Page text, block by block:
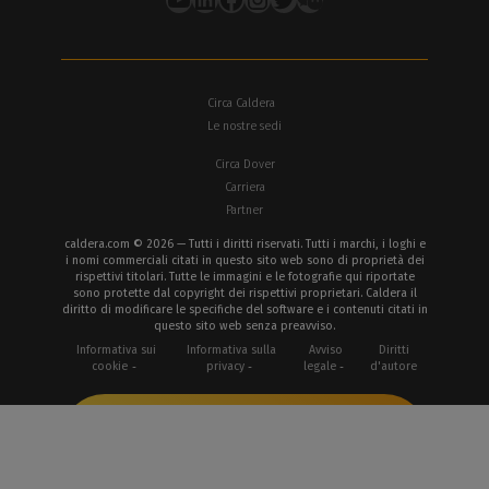
Circa Caldera
Le nostre sedi
Circa Dover
Carriera
Partner
caldera.com © 2026 — Tutti i diritti riservati. Tutti i marchi, i loghi e
i nomi commerciali citati in questo sito web sono di proprietà dei
rispettivi titolari. Tutte le immagini e le fotografie qui riportate
sono protette dal copyright dei rispettivi proprietari. Caldera il
diritto di modificare le specifiche del software e i contenuti citati in
questo sito web senza preavviso.
Informativa sui
cookie
Informativa sulla
privacy
Avviso
legale
Diritti
d'autore